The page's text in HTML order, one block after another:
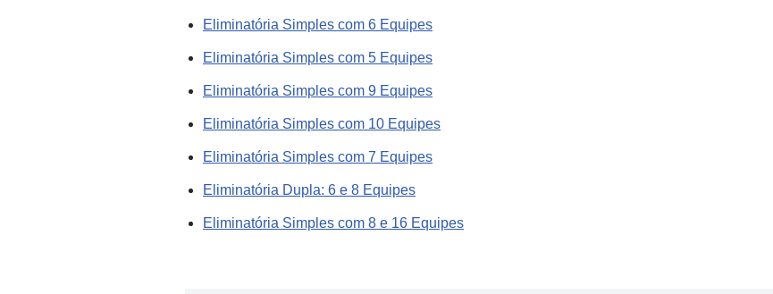
Eliminatória Simples com 6 Equipes
Eliminatória Simples com 5 Equipes
Eliminatória Simples com 9 Equipes
Eliminatória Simples com 10 Equipes
Eliminatória Simples com 7 Equipes
Eliminatória Dupla: 6 e 8 Equipes
Eliminatória Simples com 8 e 16 Equipes